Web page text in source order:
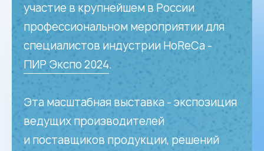
участие в крупнейшем в России
профессиональном мероприятии для
специалистов индустрии HoReCa -
ПИР Экспо 2024.
Эта масштабная выставка - экспозиция
ведущих производителей
и поставщиков продукции, решений